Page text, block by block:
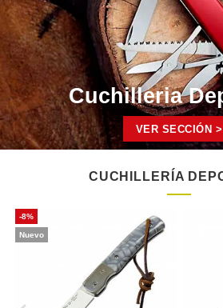
Cuchilleria
VER SECCIÓN >
CUCHILLERÍA
-8%
Nuevo